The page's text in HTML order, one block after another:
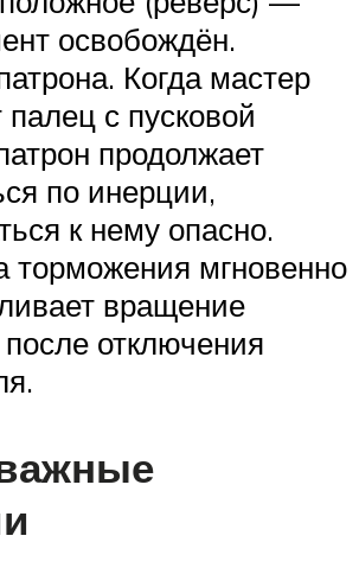
освобождён.
Когда мастер
с пусковой
продолжает
по инерции,
к нему опасно.
торможения мгновенно
вращение
отключения